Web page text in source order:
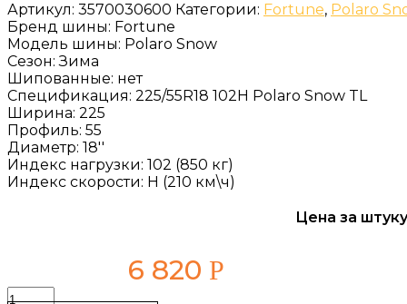
Артикул: 3570030600 Категории: Fortune, Polaro
Бренд шины: Fortune
Модель шины: Polaro Snow
Сезон:Зима
Шипованные: нет
Спецификация: 225/55R18 102H Polaro Snow TL
Ширина: 225
Профиль: 55
Диаметр: 18''
Индекс нагрузки: 102 (850 кг)
Индекс скорости: H (210 км\ч)
Цена за
6 820 Р
Количество